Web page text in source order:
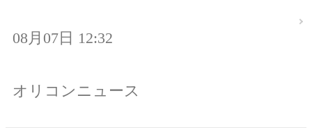
08月07日 12:32
オリコンニュース